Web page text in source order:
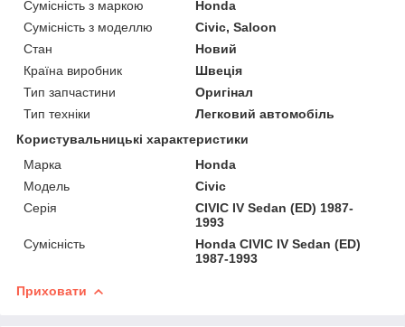
Сумісність з маркою
Honda
Сумісність з моделлю
Civic, Saloon
Стан
Новий
Країна виробник
Швеція
Тип запчастини
Оригінал
Тип техніки
Легковий автомобіль
Користувальницькі характеристики
Марка
Honda
Мoдель
Civic
Серія
CIVIC IV Sedan (ED) 1987-
1993
Сумісність
Honda CIVIC IV Sedan (ED)
1987-1993
Приховати